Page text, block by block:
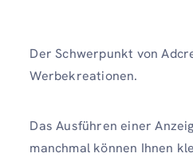
Der Schwerpunkt von
Werbekreationen.
Das Ausführen einer
manchmal können Ihnen